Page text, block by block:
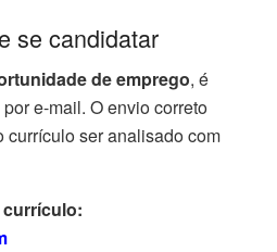
se candidatar
de emprego, é
e-mail. O envio correto
currículo ser analisado com
currículo: